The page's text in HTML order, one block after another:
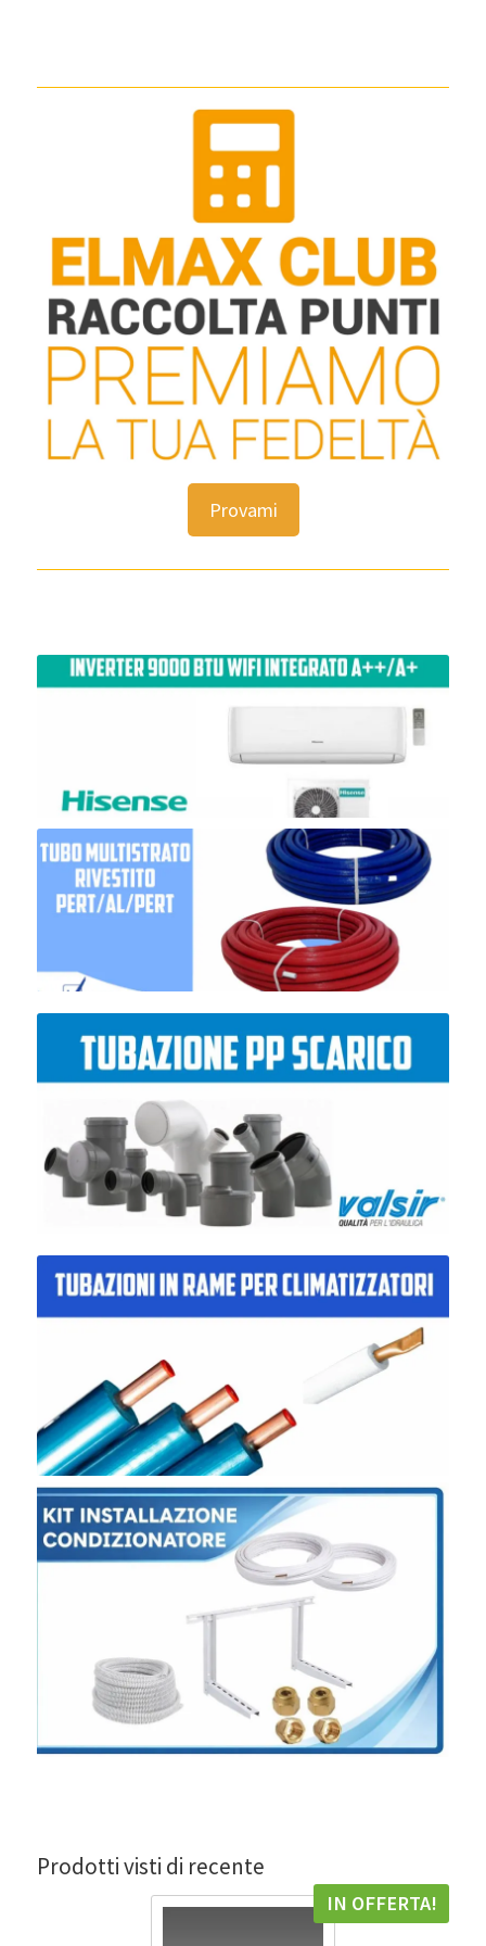
Provami
Prodotti visti di recente
IN OFFERTA!